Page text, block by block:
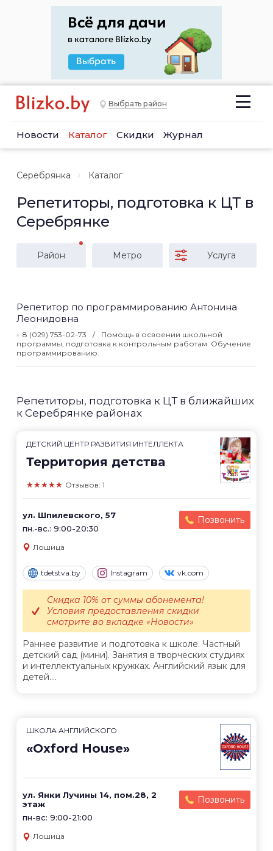
Выбрать район
Новости Каталог Скидки Журнал
Серебрянка Каталог
Репетиторы, подготовка к ЦТ в
Серебрянке
Район Метро Услуга
Репетитор по программированию Антонина
Леонидовна
8 (029) 753-02-73
Помощь в освоении школьной
программы, подготовка к контрольным работам. Обучение
программированию.
Репетиторы, подготовка к ЦТ в ближайших
к Серебрянке районах
ДЕТСКИЙ ЦЕНТР РАЗВИТИЯ ИНТЕЛЛЕКТА
Территория детства
★★★★★ Отзывов: 1
ул. Шпилевского, 57
пн.-вс.: 9:00-20:30
Позвонить
Лошица
tdetstva.by Instagram vk.com
Раннее развитие и подготовка к школе. Частный
детский сад (мини). Занятия в творческих студиях
и интеллектуальных кружках. Английский язык для
детей....
Скидка 10% от суммы абонемента!
Условия предоставления скидки
смотрите во вкладке «Новости»
ШКОЛА АНГЛИЙСКОГО
«Oxford House»
ул. Янки Лучины 14, пом.28, 2
этаж
пн-вс: 9:00-21:00
Позвонить
Лошица